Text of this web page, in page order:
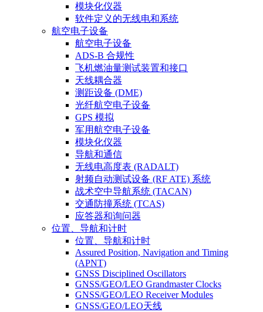
模块化仪器
软件定义的无线电和系统
航空电子设备
航空电子设备
ADS-B 合规性
飞机燃油量测试装置和接口
天线耦合器
测距设备 (DME)
光纤航空电子设备
GPS 模拟
军用航空电子设备
模块化仪器
导航和通信
无线电高度表 (RADALT)
射频自动测试设备 (RF ATE) 系统
战术空中导航系统 (TACAN)
交通防撞系统 (TCAS)
应答器和询问器
位置、导航和计时
位置、导航和计时
Assured Position, Navigation and Timing
(APNT)
GNSS Disciplined Oscillators
GNSS/GEO/LEO Grandmaster Clocks
GNSS/GEO/LEO Receiver Modules
GNSS/GEO/LEO天线